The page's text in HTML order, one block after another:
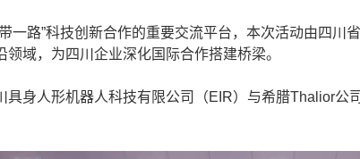
路”科技创新合作的重要交流平台，本次活动由四川
领域，为四川企业深化国际合作搭建桥梁。
人形机器人科技有限公司（EIR）与希腊Thalior公司